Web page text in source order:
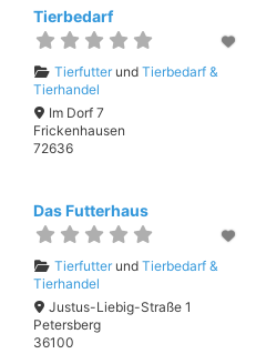
Tierbedarf
Tierfutterund Tierbedarf &
Tierhandel
Im Dorf 7
Frickenhausen
72636
Das Futterhaus
Tierfutterund Tierbedarf &
Tierhandel
Justus-Liebig-Straße 1
Petersberg
36100